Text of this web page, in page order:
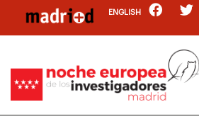
contenido
ENGLISH